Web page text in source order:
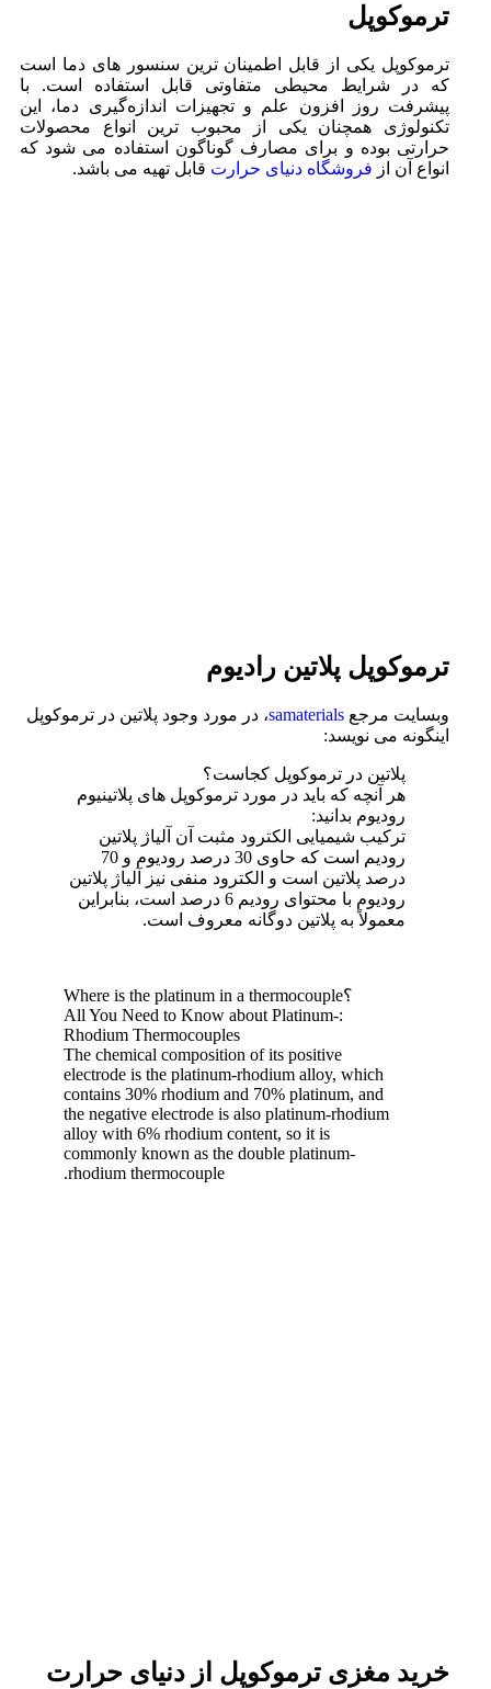
ترموکوپل
ترموکوپل یکی از قابل اطمینان ‌ترین سنسور های دما است
که در شرایط محیطی متفاوتی قابل استفاده است. با
پیشرفت روز افزون علم و تجهیزات اندازه‌گیری دما، این
تکنولوژی همچنان یکی از محبوب ‌ترین انواع محصولات
حرارتی بوده و برای مصارف گوناگون استفاده می ‌شود که
انواع آن از فروشگاه دنیای حرارت قابل تهیه می باشد.
ترموکوپل پلاتین رادیوم
وبسایت مرجع samaterials، در مورد وجود پلاتین در ترموکوپل
اینگونه می نویسد:
پلاتین در ترموکوپل کجاست؟
هر آنچه که باید در مورد ترموکوپل های پلاتینیوم
رودیوم بدانید:
ترکیب شیمیایی الکترود مثبت آن آلیاژ پلاتین
رودیم است که حاوی 30 درصد رودیوم و 70
درصد پلاتین است و الکترود منفی نیز آلیاژ پلاتین
رودیوم با محتوای رودیم 6 درصد است، بنابراین
معمولاً به پلاتین دوگانه معروف است.
؟Where is the platinum in a thermocouple
:All You Need to Know about Platinum-
Rhodium Thermocouples
The chemical composition of its positive
electrode is the platinum-rhodium alloy, which
contains 30% rhodium and 70% platinum, and
the negative electrode is also platinum-rhodium
alloy with 6% rhodium content, so it is
commonly known as the double platinum-
rhodium thermocouple.
خرید مغزی ترموکوپل از دنیای حرارت